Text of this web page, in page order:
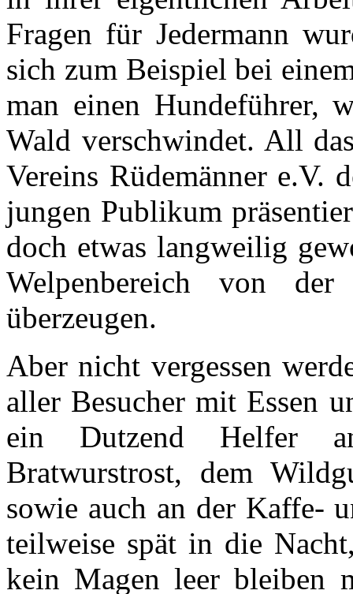
Fragen für Jedermann
sich zum Beispiel bei
man einen Hundeführer,
Wald verschwindet. All
Vereins Rüdemänner e.V.
jungen Publikum
doch etwas langweilig
Welpenbereich von
überzeugen.
Aber nicht vergessen
aller Besucher mit Essen
ein Dutzend Helfer
Bratwurstrost, dem
sowie auch an der Kaffe-
teilweise spät in die
kein Magen leer bleiben